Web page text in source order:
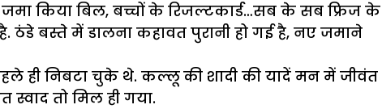
जमा किया बिल, बच्चों के रिजल्टकार्ड…सब के सब फ्रिज के
ठंडे बस्ते में डालना कहावत पुरानी हो गई है, नए जमाने
ही निबटा चुके थे. कल्लू की शादी की यादें मन में जीवंत
तो मिल ही गया.